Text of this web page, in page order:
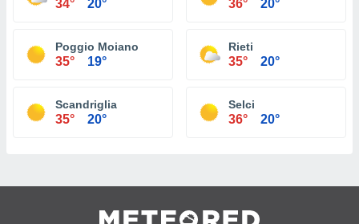
34° 20° 36° 20°
Poggio Moiano
35° 19°
Rieti
35° 20°
Scandriglia
35° 20°
Selci
36° 20°